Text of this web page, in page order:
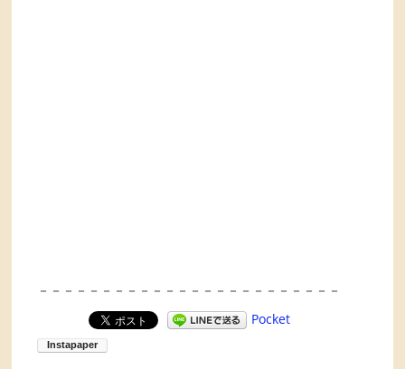
－－－－－－－－－－－－－－－－－－－－－－－－
Pocket